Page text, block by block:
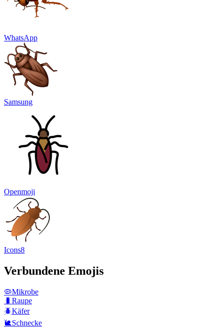
WhatsApp
Samsung
Openmoji
Icons8
Verbundene Emojis
🦠Mikrobe
🐛 Raupe
🪲Käfer
🐌Schnecke